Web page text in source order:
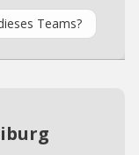
Teams?